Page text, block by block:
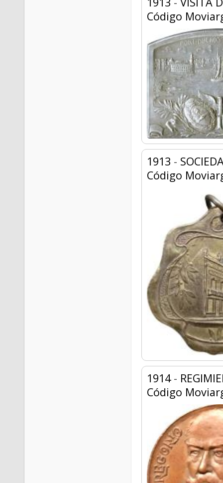
Código
1913 -
Código
1914-
Código